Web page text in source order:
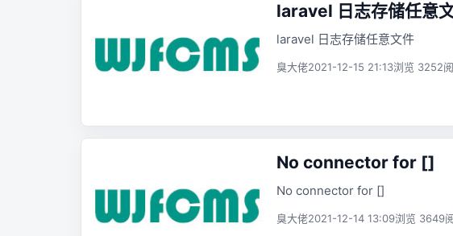
laravel 日志存储任意
laravel 日志存储任意文件
臭大佬2021-12-15 21:13浏览 3252
No connector for []
No connector for []
臭大佬2021-12-14 13:09浏览 3649